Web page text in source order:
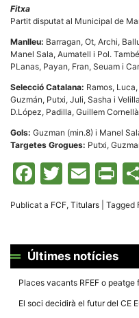
Fitxa
Partit disputat al Municipal de
Manlleu: Barragan, Ot, Archi,
Manel Sala, Aumatell i Pol.
PLanas, Payan, Fran, Seuam i
Selecció Catalana: Ramos,
Guzmán, Putxi, Juli, Sasha i
D.López, Padilla, Guillem
Gols: Guzman (min.8) i Manel
Targetes Grogues: Putxi,
Facebook
Twitter
Publicat a FCF, Titulars Tagged
Últimes notícies
Places vacants RFEF o peatge
El soci decidirà el futur del CE